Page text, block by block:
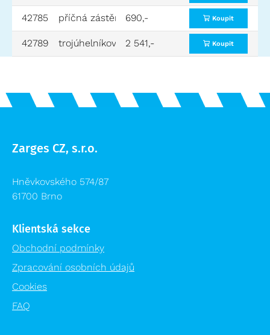
42785 příčná zástěna 10
690,- Koupit
42789 trojúhelníková podpěra
2 541,- Koupit
Zarges CZ, s.r.o.
Hněvkovského 574/87
61700 Brno
Klientská sekce
Obchodní podmínky
Zpracování osobních údajů
Cookies
FAQ